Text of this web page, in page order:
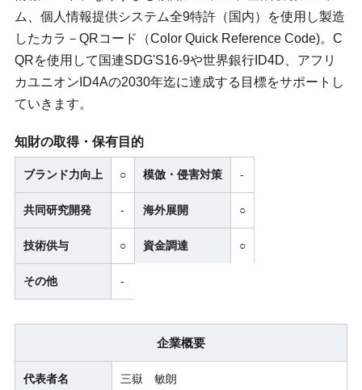
ム、個人情報提供システム全9特許（国内）を使用し製造
したカラ－QRコード（Color Quick Reference Code)。C
QRを使用して国連SDG'S16-9や世界銀行ID4D、アフリ
カユニオンID4Aの2030年迄に達成する目標をサポートし
ていきます。
知財の取得・保有目的
ブランド力向上 ○ 模倣・侵害対策 -
共同研究開発 - 海外展開 ○
技術供与 ○ 資金調達 ○
その他 -
企業概要
代表者名 三嶽 敏朗